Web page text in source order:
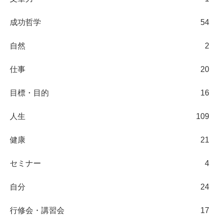
成功哲学 54
自然 2
仕事 20
目標・目的 16
人生 109
健康 21
セミナー 4
自分 24
行修会・講習会 17